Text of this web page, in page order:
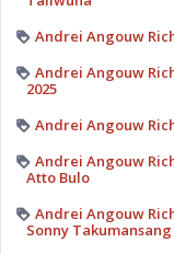
Andrei Angouw
Andrei Angouw
2025
Andrei Angouw
Andrei Angouw
Atto Bulo
Andrei Angouw
Sonny